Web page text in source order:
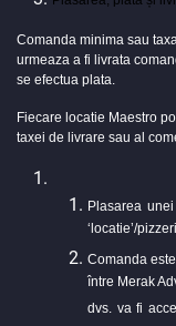
Comanda minima sau
urmeaza a fi livrata
se efectua plata.
Fiecare locatie Maestro
taxei de livrare sau al
Plasarea
‘locatie’/
Comanda
între Merak
dvs. va fi